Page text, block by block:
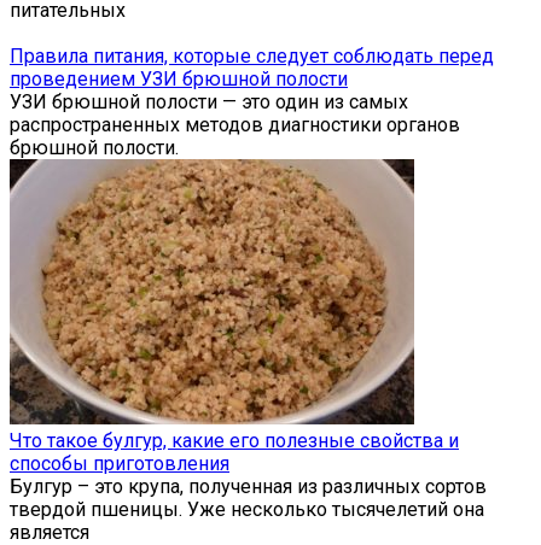
питательных
Правила питания, которые следует соблюдать перед
проведением УЗИ брюшной полости
УЗИ брюшной полости — это один из самых
распространенных методов диагностики органов
брюшной полости.
Что такое булгур, какие его полезные свойства и
способы приготовления
Булгур – это крупа, полученная из различных сортов
твердой пшеницы. Уже несколько тысячелетий она
является